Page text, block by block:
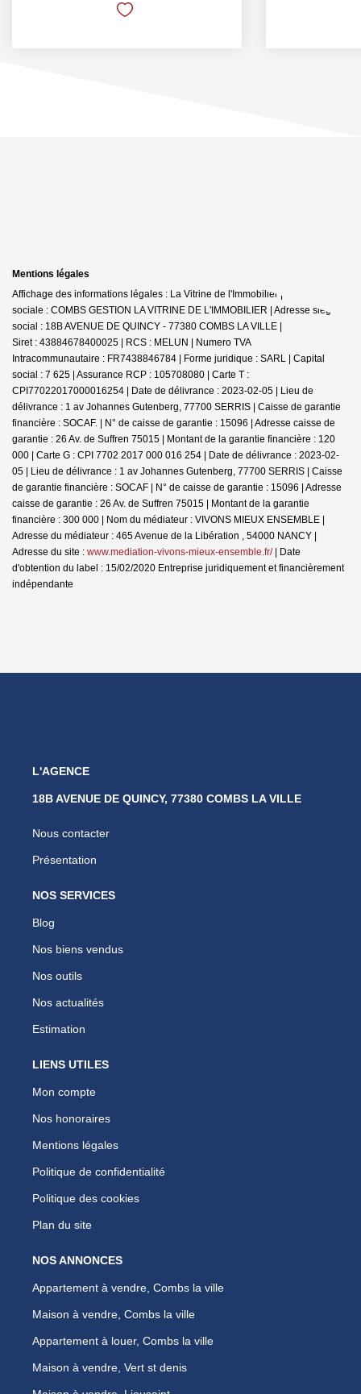
Mentions légales
Affichage des informations légales : La Vitrine de l'Immobilier | Raison
sociale : COMBS GESTION LA VITRINE DE L'IMMOBILIER | Adresse siège
social : 18B AVENUE DE QUINCY - 77380 COMBS LA VILLE |
Siret : 43884678400025 | RCS : MELUN | Numero TVA
Intracommunautaire : FR7438846784 | Forme juridique : SARL | Capital
social : 7 625 | Assurance RCP : 105708080 | Carte T :
CPI77022017000016254 | Date de délivrance : 2023-02-05 | Lieu de
délivrance : 1 av Johannes Gutenberg, 77700 SERRIS | Caisse de garantie
financière : SOCAF. | N° de caisse de garantie : 15096 | Adresse caisse de
garantie : 26 Av. de Suffren 75015 | Montant de la garantie financière : 120
000 | Carte G : CPI 7702 2017 000 016 254 | Date de délivrance : 2023-02-
05 | Lieu de délivrance : 1 av Johannes Gutenberg, 77700 SERRIS | Caisse
de garantie financière : SOCAF | N° de caisse de garantie : 15096 | Adresse
caisse de garantie : 26 Av. de Suffren 75015 | Montant de la garantie
financière : 300 000 | Nom du médiateur : VIVONS MIEUX ENSEMBLE |
Adresse du médiateur : 465 Avenue de la Libération , 54000 NANCY |
Adresse du site : www.mediation-vivons-mieux-ensemble.fr/| Date
d'obtention du label : 15/02/2020 Entreprise juridiquement et financièrement
indépendante
L'AGENCE
18B AVENUE DE QUINCY, 77380 COMBS LA VILLE
Nous contacter
Présentation
NOS SERVICES
Blog
Nos biens vendus
Nos outils
Nos actualités
Estimation
LIENS UTILES
Mon compte
Nos honoraires
Mentions légales
Politique de confidentialité
Politique des cookies
Plan du site
NOS ANNONCES
Appartement à vendre, Combs la ville
Maison à vendre, Combs la ville
Appartement à louer, Combs la ville
Maison à vendre, Vert st denis